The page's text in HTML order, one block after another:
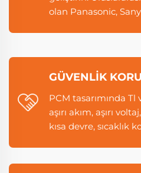
olan Panasonic,
GÜVENLIK
PCM tasarımında
aşırı akım, aşırı
kısa devre, sıcaklık